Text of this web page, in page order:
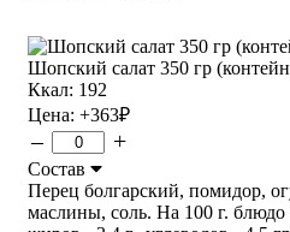
Шопский салат 350 гр
Ккал: 192
Цена: +363₽
– +
Состав
Перец болгарский, помидор,
маслины, соль. На 100 г. блюдо